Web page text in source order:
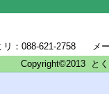
：088-621-2758 メー
Copyright©2013 と